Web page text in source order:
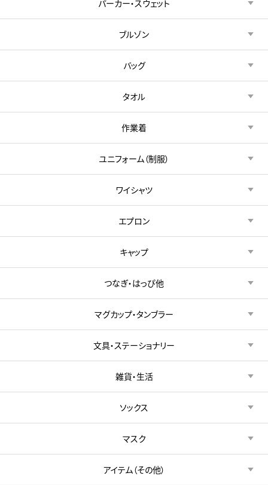
パーカー・スウェット
ブルゾン
バッグ
タオル
作業着
ユニフォーム（制服）
ワイシャツ
エプロン
キャップ
つなぎ・はっぴ他
マグカップ・タンブラー
文具・ステーショナリー
雑貨・生活
ソックス
マスク
アイテム（その他）